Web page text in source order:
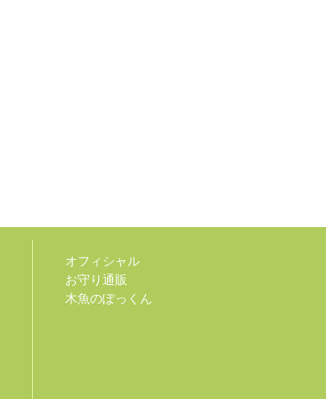
オフィシャル
お守り通販
木魚のぽっくん